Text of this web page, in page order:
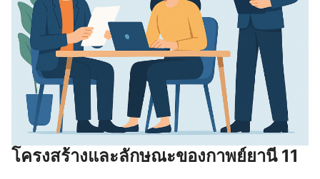
โครงสร้างและลักษณะของกาพย์ยานี 11